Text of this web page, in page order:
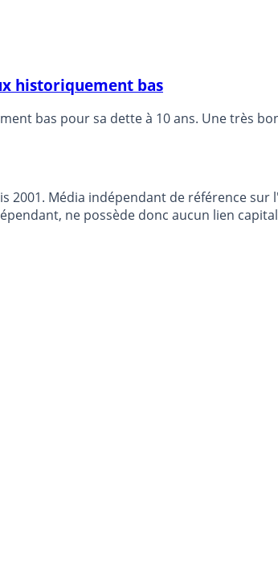
historiquement bas
bas pour sa dette à 10 ans. Une très
2001. Média indépendant de référence
ne possède donc aucun lien